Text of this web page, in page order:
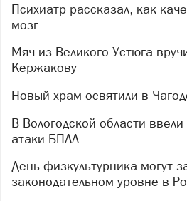
Психиатр рассказал, как качественно прокачать
мозг
Мяч из Великого Устюга вручили Александру
Кержакову
Новый храм освятили в
В Вологодской области ввели режим опасности
атаки БПЛА
День физкультурника могут закрепить на
законодательном уровне в